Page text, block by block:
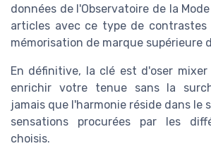
données de l'Observatoire de la
articles avec ce type de contrastes
mémorisation de marque supérieure
En définitive, la clé est d'oser
enrichir votre tenue sans la
jamais que l'harmonie réside dans le
sensations procurées par les
choisis.